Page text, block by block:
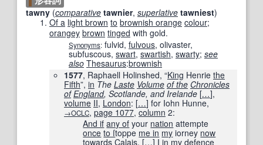
tawny (comparative tawnier, superlative tawniest)
Of a light brown to brownish orange colour;
orangey brown tinged with gold.
Synonyms: fulvid, fulvous, olivaster,
subfuscous, swart, swartish, swarty; see
also Thesaurus:brownish
1577, Raphaell Holinshed, “King Henrie the
Fifth”, in The Laste Volume of the Chronicles
of England, Scotlande, and Irelande […],
volume II, London: […] for Iohn Hunne,
→OCLC, page 1077, column 2:
And if any of your nation attempte
once to ſtoppe me in my iorney now
towards Calais, […] Iin my defence